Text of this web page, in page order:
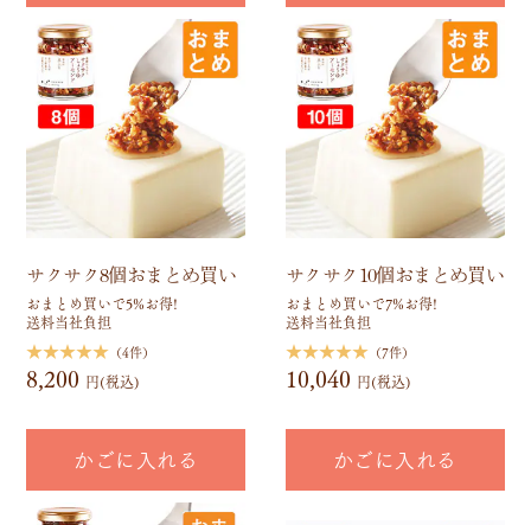
サクサク8個おまとめ買い
おまとめ買いで5%お得!
送料当社負担
★★★★★ （4件）
8,200 円(税込)
かごに入れる
サクサク10個おまとめ買い
おまとめ買いで7%お得!
送料当社負担
★★★★★（7件）
10,040 円(税込)
かごに入れる